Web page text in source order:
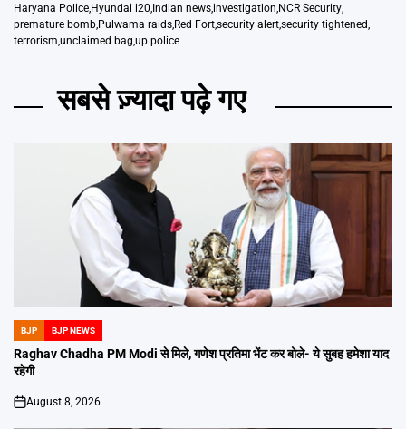
Haryana Police Hyundai i20 Indian news investigation NCR Security
premature bomb Pulwama raids Red Fortsecurity alertsecurity tightened
terrorism unclaimed bag up police
सबसे ज़्यादा पढ़े गए
POSTED
IN
BJP BJP NEWS
Raghav Chadha PM Modi से मिले, गणेश प्रतिमा भेंट कर बोले- ये सुबह हमेशा याद
रहेगी
on
August 8, 2026